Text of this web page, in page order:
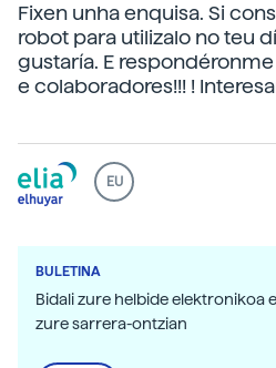
Fixen unha enquisa. Si
robot para utilizalo no teu
gustaría. E
e colaboradores!!! !
EU
BULETINA
Bidali zure helbide elektronikoa
zure sarrera-ontzian